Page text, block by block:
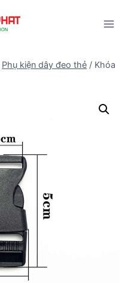
Phụ kiện dây đeo thẻ / Khóa